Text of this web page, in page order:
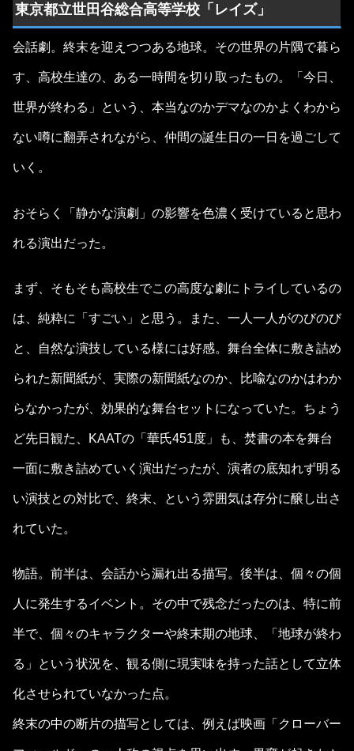
東京都立世田谷総合高等学校「レイズ」
会話劇。終末を迎えつつある地球。その世界の片隅で暮ら
す、高校生達の、ある一時間を切り取ったもの。「今日、
世界が終わる」という、本当なのかデマなのかよくわから
ない噂に翻弄されながら、仲間の誕生日の一日を過ごして
いく。
おそらく「静かな演劇」の影響を色濃く受けていると思わ
れる演出だった。
まず、そもそも高校生でこの高度な劇にトライしているの
は、純粋に「すごい」と思う。また、一人一人がのびのび
と、自然な演技している様には好感。舞台全体に敷き詰め
られた新聞紙が、実際の新聞紙なのか、比喩なのかはわか
らなかったが、効果的な舞台セットになっていた。ちょう
ど先日観た、KAATの「華氏451度」も、焚書の本を舞台
一面に敷き詰めていく演出だったが、演者の底知れず明る
い演技との対比で、終末、という雰囲気は存分に醸し出さ
れていた。
物語。前半は、会話から漏れ出る描写。後半は、個々の個
人に発生するイベント。その中で残念だったのは、特に前
半で、個々のキャラクターや終末期の地球、「地球が終わ
る」という状況を、観る側に現実味を持った話として立体
化させられていなかった点。
終末の中の断片の描写としては、例えば映画「クローバー